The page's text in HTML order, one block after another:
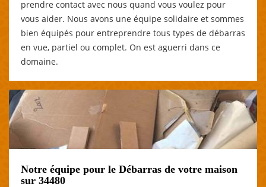
prendre contact avec nous quand vous voulez pour
vous aider. Nous avons une équipe solidaire et sommes
bien équipés pour entreprendre tous types de débarras
en vue, partiel ou complet. On est aguerri dans ce
domaine.
Notre équipe pour le Débarras de votre maison
sur 34480